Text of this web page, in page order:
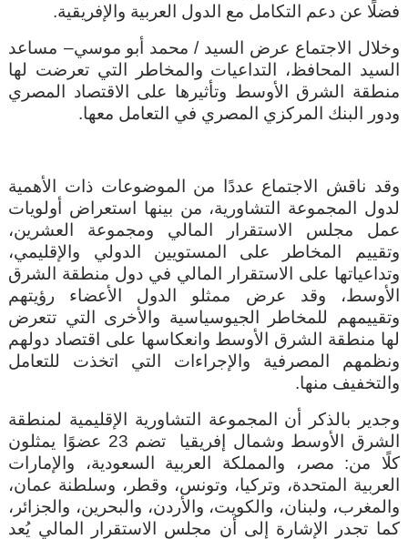
فضلًا عن دعم التكامل مع الدول العربية والإفريقية.
وخلال الاجتماع عرض السيد / محمد أبو موسي– مساعد
السيد المحافظ، التداعيات والمخاطر التي تعرضت لها
منطقة الشرق الأوسط وتأثيرها على الاقتصاد المصري
ودور البنك المركزي المصري في التعامل معها.
وقد ناقش الاجتماع عددًا من الموضوعات ذات الأهمية
لدول المجموعة التشاورية، من بينها استعراض أولويات
عمل مجلس الاستقرار المالي ومجموعة العشرين،
وتقييم المخاطر على المستويين الدولي والإقليمي،
وتداعياتها على الاستقرار المالي في دول منطقة الشرق
الأوسط، وقد عرض ممثلو الدول الأعضاء رؤيتهم
وتقييمهم للمخاطر الجيوسياسية والأخرى التي تتعرض
لها منطقة الشرق الأوسط وانعكاسها على اقتصاد دولهم
ونظمهم المصرفية والإجراءات التي اتخذت للتعامل
والتخفيف منها.
وجدير بالذكر أن المجموعة التشاورية الإقليمية لمنطقة
الشرق الأوسط وشمال إفريقيا
تضم 23 عضوًا يمثلون
كلًا من: مصر، والمملكة العربية السعودية، والإمارات
العربية المتحدة، وتركيا، وتونس، وقطر، وسلطنة عمان،
والمغرب، ولبنان، والكويت، والأردن، والبحرين، والجزائر،
كما تجدر الإشارة إلى أن مجلس الاستقرار المالي يُعد